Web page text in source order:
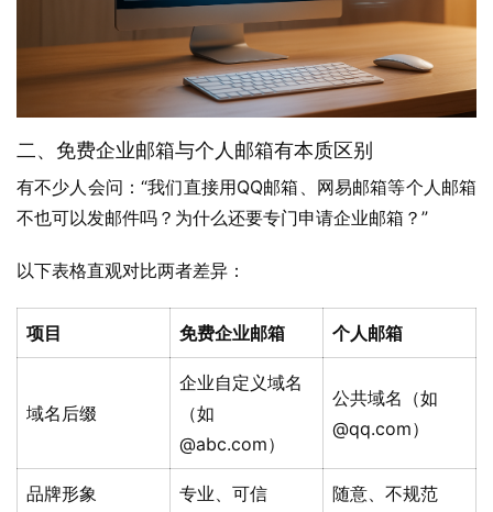
二、免费企业邮箱与个人邮箱有本质区别
有不少人会问：“我们直接用QQ邮箱、网易邮箱等个人邮箱
不也可以发邮件吗？为什么还要专门申请企业邮箱？”
以下表格直观对比两者差异：
项目 免费企业邮箱 个人邮箱
域名后缀
企业自定义域名
（如
@abc.com）
公共域名（如
@qq.com）
品牌形象 专业、可信 随意、不规范